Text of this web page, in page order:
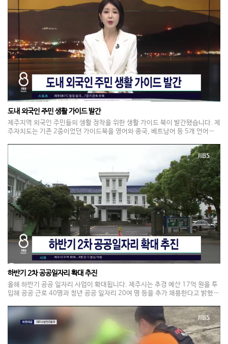
도내 외국인 주민 생활 가이드 발간
제주지역 외국인 주민들의 생활 정착을 위한 생활 가이드 북이 발간됐습니다. 제
주자치도는 기존 2종이었던 가이드북을 영어와 중국, 베트남어 등 5개 언어로
하반기 2차 공공일자리 확대 추진
올해 하반기 공공 일자리 사업이 확대됩니다. 제주시는 추경 예산 17억 원을 투
입해 공공 근로 40명과 청년 공공 일자리 20여 명 등을 추가 채용한다고 밝혔습
무를 하게 됩니다. 참여 자격은 18세 이상의 취업 취약 계층 도민으로, 기준 중
위 소득의 70%를 넘거나 보유 재산이 4억 원을 넘으면 참여할 수 없습니다.